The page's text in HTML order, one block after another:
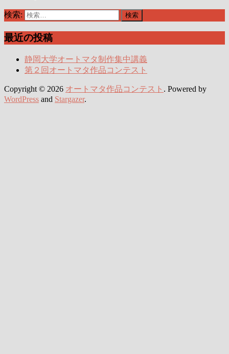
検索:
最近の投稿
静岡大学オートマタ制作集中講義
第２回オートマタ作品コンテスト
Copyright © 2026 オートマタ作品コンテスト . Powered by
WordPress and Stargazer.